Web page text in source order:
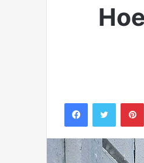
FacebookTwitter